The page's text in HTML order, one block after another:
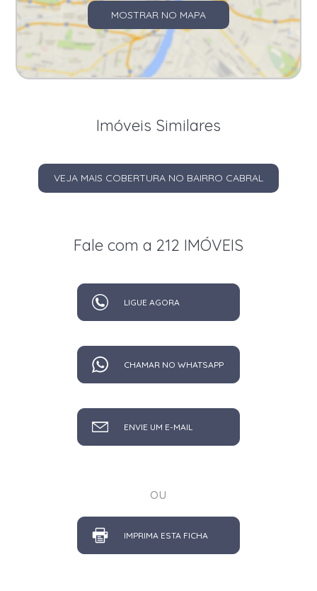
MOSTRAR NO MAPA
Imóveis Similares
VEJA MAIS COBERTURA NO BAIRRO CABRAL
Fale com a 212 IMÓVEIS
LIGUE AGORA
CHAMAR NO WHATSAPP
ENVIE UM E-MAIL
ou
IMPRIMA ESTA FICHA